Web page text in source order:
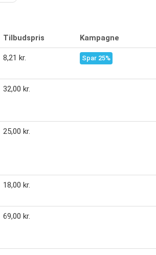
Tilbudspris Kampagne
8,21 kr. Spar 25%
32,00 kr.
25,00 kr.
18,00 kr.
69,00 kr.